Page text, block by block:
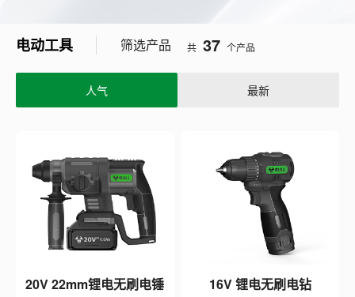
电动工具 筛选产品 共 37 个产品
人气 最新
20V 22mm锂电无刷电锤 16V 锂电无刷电钻